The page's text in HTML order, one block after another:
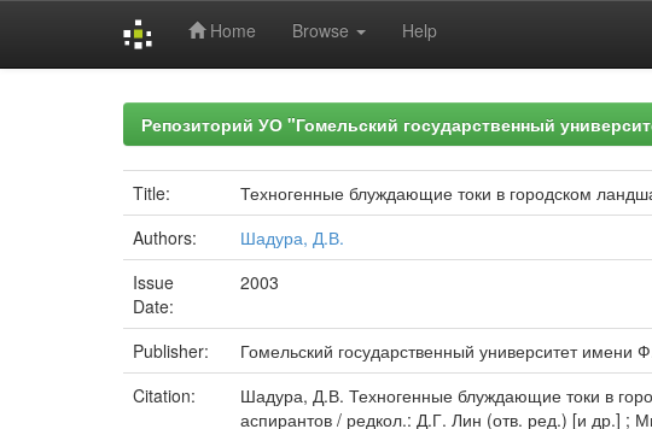
Home Browse Help
Репозиторий УО "Гомельский государственный
Title:
Техногенные блуждающие токи в городском
Authors:
Шадура, Д.В.
Issue
Date:
2003
Publisher:
Гомельский государственный университет имени
Citation:
Шадура, Д.В. Техногенные блуждающие токи в
аспирантов / редкол.: Д.Г. Лин (отв. ред.) [и др.] ;